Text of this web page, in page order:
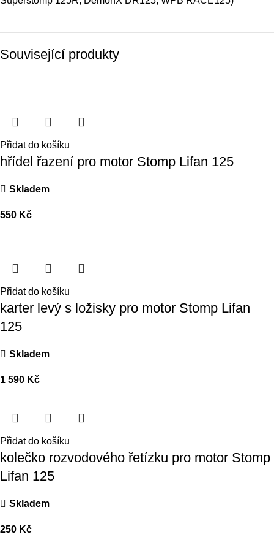
Související produkty
Přidat do košíku
hřídel řazení pro motor Stomp Lifan 125
Skladem
550 Kč
Přidat do košíku
karter levý s ložisky pro motor Stomp Lifan
125
Skladem
1 590 Kč
Přidat do košíku
kolečko rozvodového řetízku pro motor Stomp
Lifan 125
Skladem
250 Kč